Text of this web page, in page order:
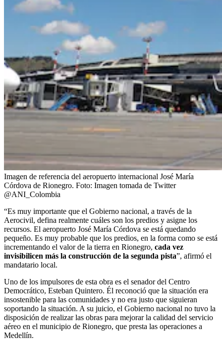
Imagen de referencia del aeropuerto internacional José María
Córdova de Rionegro. Foto: Imagen tomada de Twitter
@ANI_Colombia
“Es muy importante que el Gobierno nacional, a través de la
Aerocivil, defina realmente cuáles son los predios y asigne los
recursos. El aeropuerto José María Córdova se está quedando
pequeño. Es muy probable que los predios, en la forma como se está
incrementando el valor de la tierra en Rionegro, cada vez
invisibilicen más la construcción de la segunda pista”, afirmó el
mandatario local.
Uno de los impulsores de esta obra es el senador del Centro
Democrático, Esteban Quintero. Él reconoció que la situación era
insostenible para las comunidades y no era justo que siguieran
soportando la situación. A su juicio, el Gobierno nacional no tuvo la
disposición de realizar las obras para mejorar la calidad del servicio
aéreo en el municipio de Rionegro, que presta las operaciones a
Medellín.